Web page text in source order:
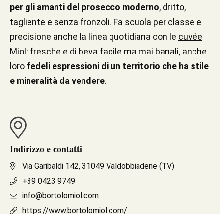
per gli amanti del prosecco moderno, dritto,
tagliente e senza fronzoli. Fa scuola per classe e
precisione anche la linea quotidiana con le cuvée
Miol: fresche e di beva facile ma mai banali, anche
loro fedeli espressioni di un territorio che ha stile
e mineralità da vendere.
Indirizzo e contatti
Via Garibaldi 142, 31049 Valdobbiadene (TV)
+39 0423 9749
info@bortolomiol.com
https://www.bortolomiol.com/